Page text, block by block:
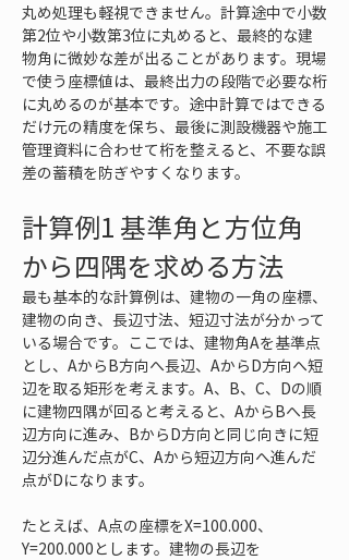
丸め処理も軽視できません。計算途中で小数
第2位や小数第3位に丸めると、最終的な建
物角に微妙な差が出ることがあります。現場
で使う座標値は、最終出力の段階で必要な桁
に丸めるのが基本です。途中計算ではできる
だけ元の精度を保ち、最後に測設機器や施工
管理資料に合わせて桁を整えると、不要な誤
差の蓄積を防ぎやすくなります。
計算例1 基準角と方位角
から四隅を求める方法
最も基本的な計算例は、建物の一角の座標、
建物の向き、長辺寸法、短辺寸法が分かって
いる場合です。ここでは、建物角Aを基準点
とし、AからB方向へ長辺、AからD方向へ短
辺を取る矩形を考えます。A、B、C、Dの順
に建物四隅が回ると考えると、AからBへ長
辺方向に進み、BからD方向と同じ向きに短
辺分進んだ点がC、Aから短辺方向へ進んだ
点がDになります。
たとえば、A点の座標をX=100.000、
Y=200.000とします。建物の長辺を